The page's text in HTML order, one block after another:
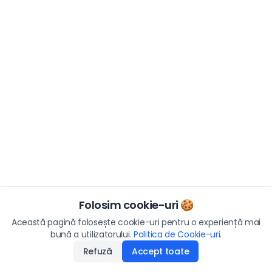
Folosim cookie-uri 🍪
Această pagină folosește cookie-uri pentru o experiență mai
bună a utilizatorului. Politica de Cookie-uri.
Refuză
Accept toate